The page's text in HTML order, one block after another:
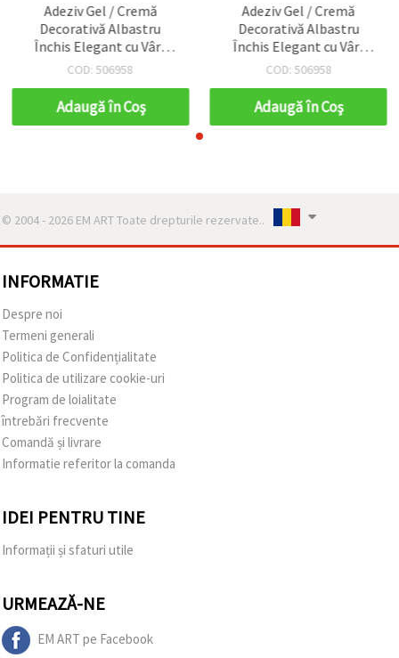
Adeziv Gel / Cremă
Decorativă Albastru
Închis Elegant cu Vârf
Aplicator – 50 ml
COD: 506958
Adaugă în Coş
Adeziv Gel / Cremă
Decorativă Albastru
Închis Elegant cu Vârf
Aplicator – 50 ml
COD: 506958
Adaugă în Coş
© 2004 - 2026 EM ART Toate drepturile rezervate..
INFORMATIE
Despre noi
Termeni generali
Politica de Confidențialitate
Politica de utilizare cookie-uri
Program de loialitate
întrebări frecvente
Comandă și livrare
Informatie referitor la comanda
IDEI PENTRU TINE
Informații și sfaturi utile
URMEAZĂ-NE
EM ART pe Facebook